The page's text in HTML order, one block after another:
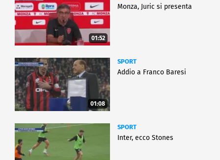
01:52
Monza, Juric si presenta
01:08
SPORT
Addio a Franco Baresi
SPORT
Inter, ecco Stones